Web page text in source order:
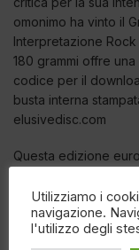
omonimo ha vinto il
Interpretazione
180 grammi offre
codice per il
busta interna
elusivedisc.com
Questa edizione
contemporaneo alla
che rende giustizia
Cohen.
Utilizziamo i
navigazione.
l'utilizzo degli